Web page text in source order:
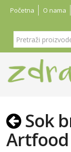
Početna O nama
Sok
Artfood